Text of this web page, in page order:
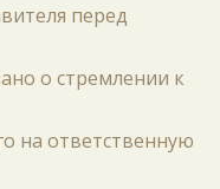
перед
о стремлении к
на ответственную